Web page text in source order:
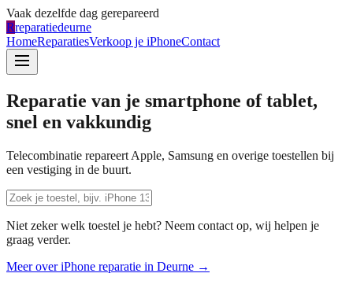
Vaak dezelfde dag gerepareerd
Rreparatiedeurne
HomeReparatiesVerkoop je iPhoneContact
Reparatie van je smartphone of tablet,
snel en vakkundig
Telecombinatie repareert Apple, Samsung en overige toestellen bij
een vestiging in de buurt.
Niet zeker welk toestel je hebt? Neem contact op, wij helpen je
graag verder.
Meer over iPhone reparatie in Deurne →